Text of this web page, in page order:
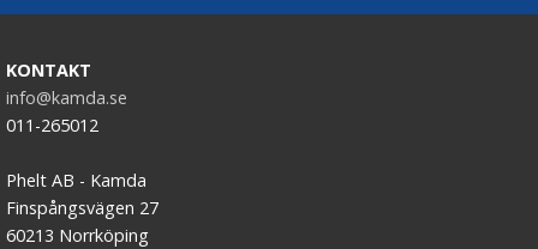
KONTAKT
info@kamda.se
011-265012
Phelt AB - Kamda
Finspångsvägen 27
60213 Norrköping